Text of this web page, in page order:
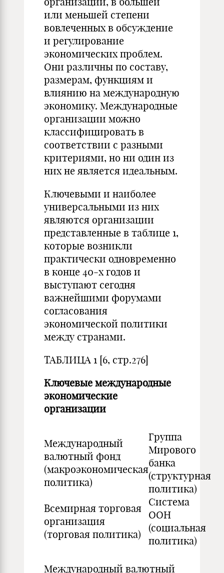
или меньшей степени
вовлеченных в обсуждение
и регулирование
экономических проблем.
Они различны по составу,
размерам, функциям и
влиянию на международную
экономику. Международные
организации можно
классифицировать в
соответствии с разными
критериями, но ни один из
них не является идеальным.
Ключевыми и наиболее
универсальными из них
являются организации
представленные в таблице 1,
которые возникли
практически одновременно
в конце 40-х годов и
выступают сегодня
важнейшими форумами
согласования
экономической политики
между странами.
ТАБЛИЦА 1 [6, стр.276]
Ключевые международные
экономические
организации
Международный
валютный фонд
(макроэкономическая
политика)
Группа
Мирового
банка
(структурная
политика)
Всемирная торговая
организация
(торговая политика)
Система
ООН
(социальная
политика)
Международный валютный